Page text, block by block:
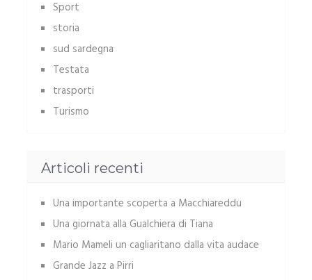
Sport
storia
sud sardegna
Testata
trasporti
Turismo
Articoli recenti
Una importante scoperta a Macchiareddu
Una giornata alla Gualchiera di Tiana
Mario Mameli un cagliaritano dalla vita audace
Grande Jazz a Pirri